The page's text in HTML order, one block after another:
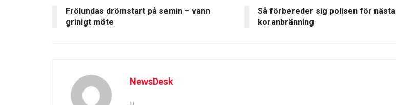
Frölundas drömstart på semin – vann
grinigt möte
Så förbereder sig polisen för nästa
koranbränning
NewsDesk